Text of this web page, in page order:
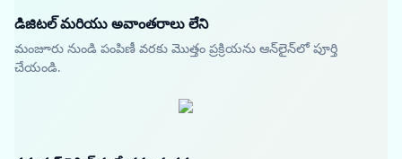
డిజిటల్ మరియు అవాంతరాలు లేని
మంజూరు నుండి పంపిణీ వరకు మొత్తం ప్రక్రియను ఆన్‌లైన్‌లో పూర్తి
చేయండి.